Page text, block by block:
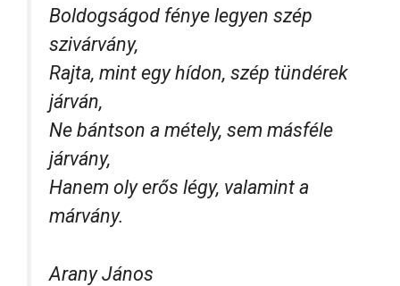
Boldogságod fénye legyen szép
szivárvány,
Rajta, mint egy hídon, szép tündérek
járván,
Ne bántson a métely, sem másféle
járvány,
Hanem oly erős légy, valamint a
márvány.
Arany János